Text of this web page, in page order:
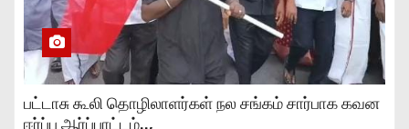
பட்டாசு கூலி தொழிலாளர்கள் நல சங்கம் சார்பாக கவன
ஈர்ப்பு ஆர்ப்பாட்டம்..,